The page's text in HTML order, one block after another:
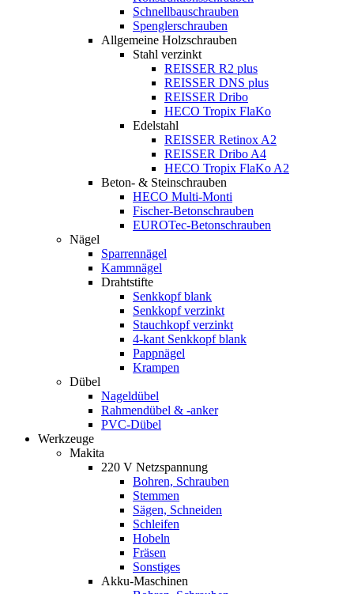
Schnellbauschrauben
Spenglerschrauben
Allgemeine Holzschrauben
Stahl verzinkt
REISSER R2 plus
REISSER DNS plus
REISSER Dribo
HECO Tropix FlaKo
Edelstahl
REISSER Retinox A2
REISSER Dribo A4
HECO Tropix FlaKo A2
Beton- & Steinschrauben
HECO Multi-Monti
Fischer-Betonschrauben
EUROTec-Betonschrauben
Nägel
Sparrennägel
Kammnägel
Drahtstifte
Senkkopf blank
Senkkopf verzinkt
Stauchkopf verzinkt
4-kant Senkkopf blank
Pappnägel
Krampen
Dübel
Nageldübel
Rahmendübel & -anker
PVC-Dübel
Werkzeuge
Makita
220 V Netzspannung
Bohren, Schrauben
Stemmen
Sägen, Schneiden
Schleifen
Hobeln
Fräsen
Sonstiges
Akku-Maschinen